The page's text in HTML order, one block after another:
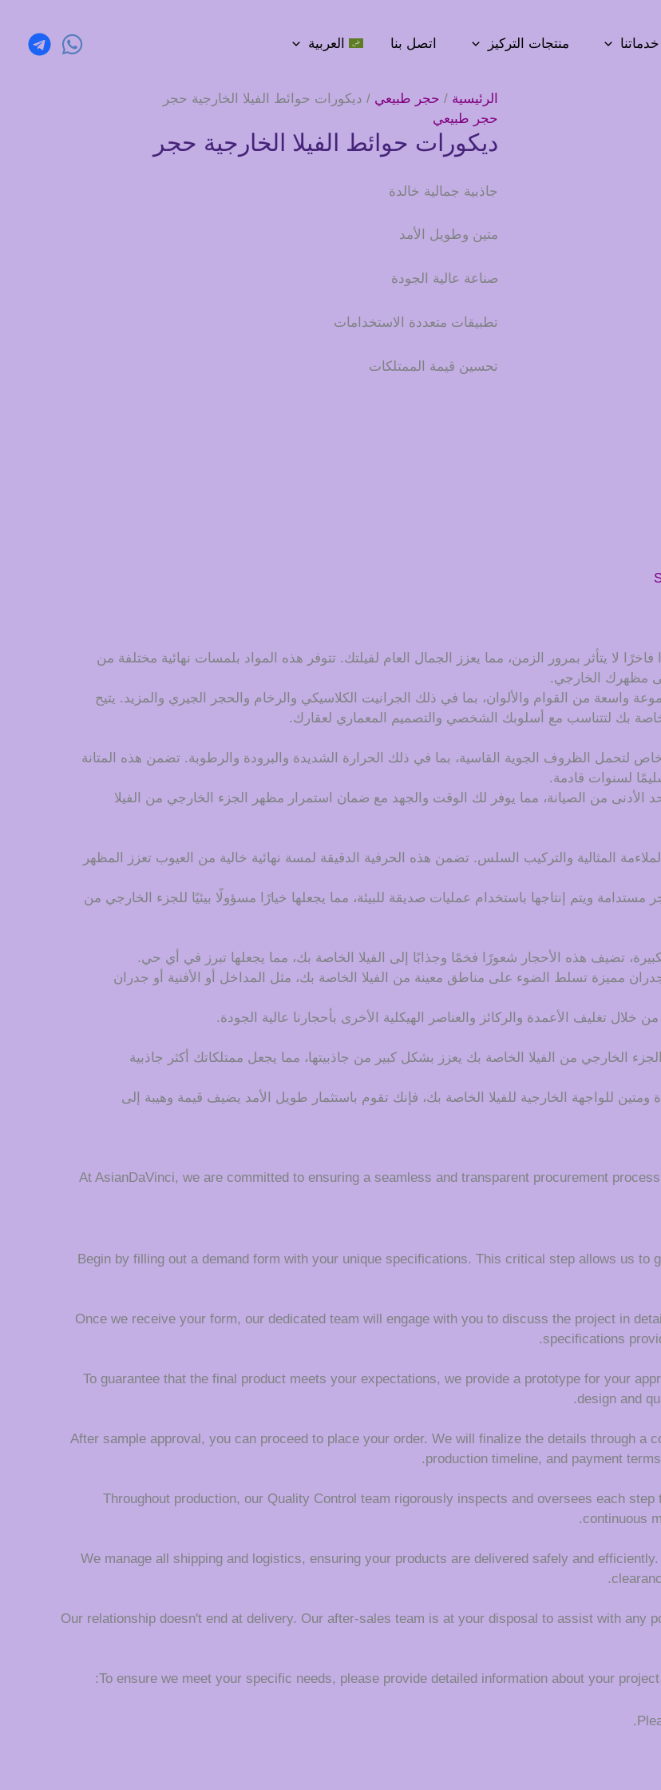
خدماتنا منتجات التركيز اتصل بنا العربية
الرئيسية / حجر طبيعي / ديكورات حوائط الفيلا الخارجية حجر
حجر طبيعي
ديكورات حوائط الفيلا الخارجية حجر
جاذبية جمالية خالدة
متين وطويل الأمد
صناعة عالية الجودة
تطبيقات متعددة الاستخدامات
تحسين قيمة الممتلكات
لا يتأثر بمرور الزمن، مما يعزز الجمال العام لفيلتك. تتوفر هذه المواد بلمسات نهائية مختلفة من
مظهرك الخارجي.
واسعة من القوام والألوان، بما في ذلك الجرانيت الكلاسيكي والرخام والحجر الجيري والمزيد. يتيح
بك لتتناسب مع أسلوبك الشخصي والتصميم المعماري لعقارك.
لتحمل الظروف الجوية القاسية، بما في ذلك الحرارة الشديدة والبرودة والرطوبة. تضمن هذه المتانة
لسنوات قادمة.
الأدنى من الصيانة، مما يوفر لك الوقت والجهد مع ضمان استمرار مظهر الجزء الخارجي من الفيلا
المثالية والتركيب السلس. تضمن هذه الحرفية الدقيقة لمسة نهائية خالية من العيوب تعزز المظهر
ويتم إنتاجها باستخدام عمليات صديقة للبيئة، مما يجعلها خيارًا مسؤولًا بيئيًا للجزء الخارجي من
تضيف هذه الأحجار شعورًا فخمًا وجذابًا إلى الفيلا الخاصة بك، مما يجعلها تبرز في أي حي.
مميزة تسلط الضوء على مناطق معينة من الفيلا الخاصة بك، مثل المداخل أو الأفنية أو جدران
خلال تغليف الأعمدة والركائز والعناصر الهيكلية الأخرى بأحجارنا عالية الجودة.
الخارجي من الفيلا الخاصة بك يعزز بشكل كبير من جاذبيتها، مما يجعل ممتلكاتك أكثر جاذبية
للواجهة الخارجية للفيلا الخاصة بك، فإنك تقوم باستثمار طويل الأمد يضيف قيمة وهيبة إلى
At AsianDaVinci, we are committed to ensuring a seamless and transparent procurement
Begin by filling out a demand form with your unique specifications. This critical step allows us to
Once we receive your form, our dedicated team will engage with you to discuss the project in
specifications
To guarantee that the final product meets your expectations, we provide a prototype for your
design and
After sample approval, you can proceed to place your order. We will finalize the details through a
production timeline, and payment
Throughout production, our Quality Control team rigorously inspects and oversees each
continuous
We manage all shipping and logistics, ensuring your products are delivered safely and
Our relationship doesn't end at delivery. Our after-sales team is at your disposal to assist with any
To ensure we meet your specific needs, please provide detailed information about your